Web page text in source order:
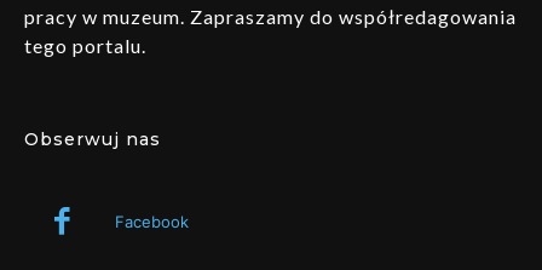
pracy w muzeum. Zapraszamy do współredagowania
tego portalu.
Obserwuj nas
Facebook